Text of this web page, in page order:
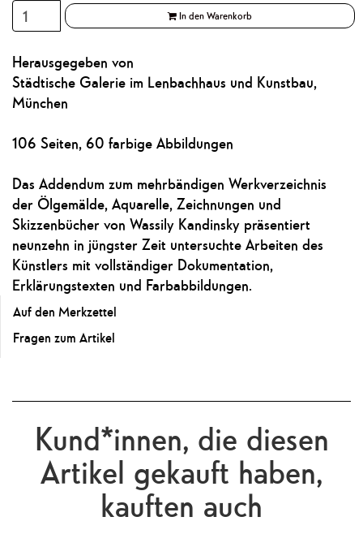
In den Warenkorb
Herausgegeben von
Städtische Galerie im Lenbachhaus und Kunstbau,
München
106 Seiten, 60 farbige Abbildungen
Das Addendum zum mehrbändigen Werkverzeichnis
der Ölgemälde, Aquarelle, Zeichnungen und
Skizzenbücher von Wassily Kandinsky präsentiert
neunzehn in jüngster Zeit untersuchte Arbeiten des
Künstlers mit vollständiger Dokumentation,
Erklärungstexten und Farbabbildungen.
Auf den Merkzettel
Fragen zum Artikel
Kund*innen, die diesen
Artikel gekauft haben,
kauften auch